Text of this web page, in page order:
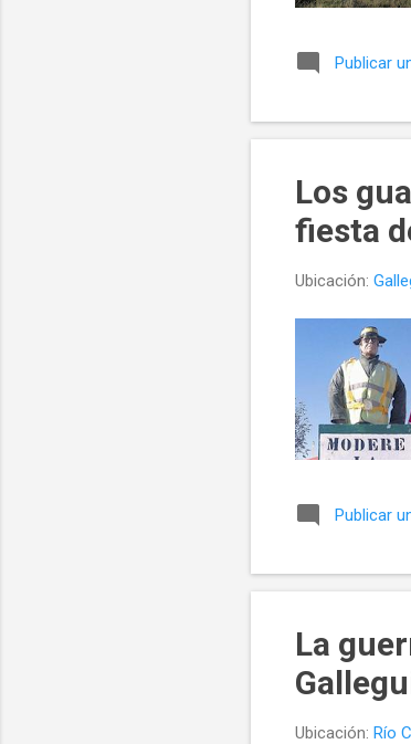
Publicar
Los
fiesta
Ubicación:
Publicar
La
Ubicación: Río